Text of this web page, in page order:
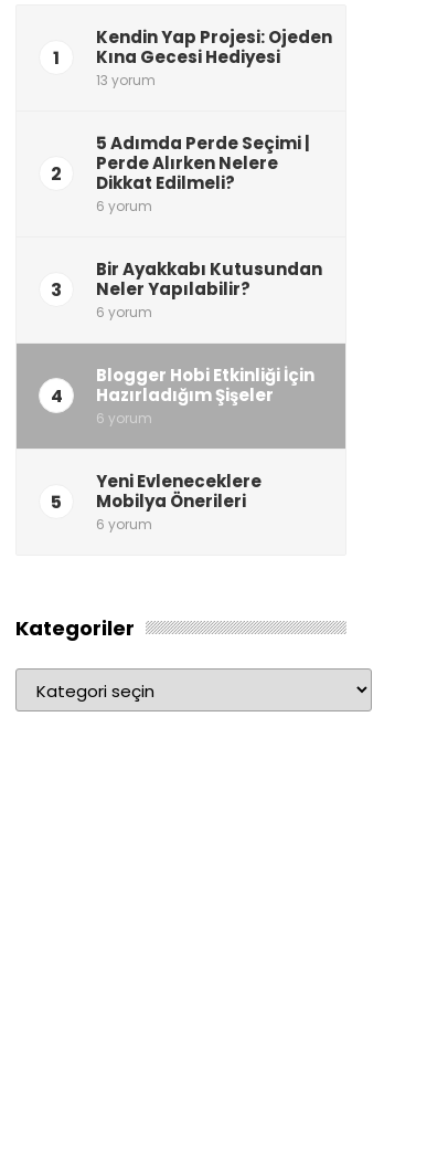
1
Kendin Yap Projesi: Ojeden
Kına Gecesi Hediyesi
13 yorum
2
5 Adımda Perde Seçimi |
Perde Alırken Nelere
Dikkat Edilmeli?
6 yorum
3
Bir Ayakkabı Kutusundan
Neler Yapılabilir?
6 yorum
4
Blogger Hobi Etkinliği İçin
Hazırladığım Şişeler
6 yorum
5
Yeni Evleneceklere
Mobilya Önerileri
6 yorum
Kategoriler
Kategoriler